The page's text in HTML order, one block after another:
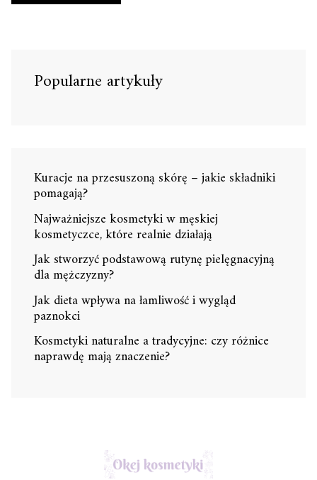
Popularne artykuły
Kuracje na przesuszoną skórę – jakie składniki
pomagają?
Najważniejsze kosmetyki w męskiej
kosmetyczce, które realnie działają
Jak stworzyć podstawową rutynę pielęgnacyjną
dla mężczyzny?
Jak dieta wpływa na łamliwość i wygląd
paznokci
Kosmetyki naturalne a tradycyjne: czy różnice
naprawdę mają znaczenie?